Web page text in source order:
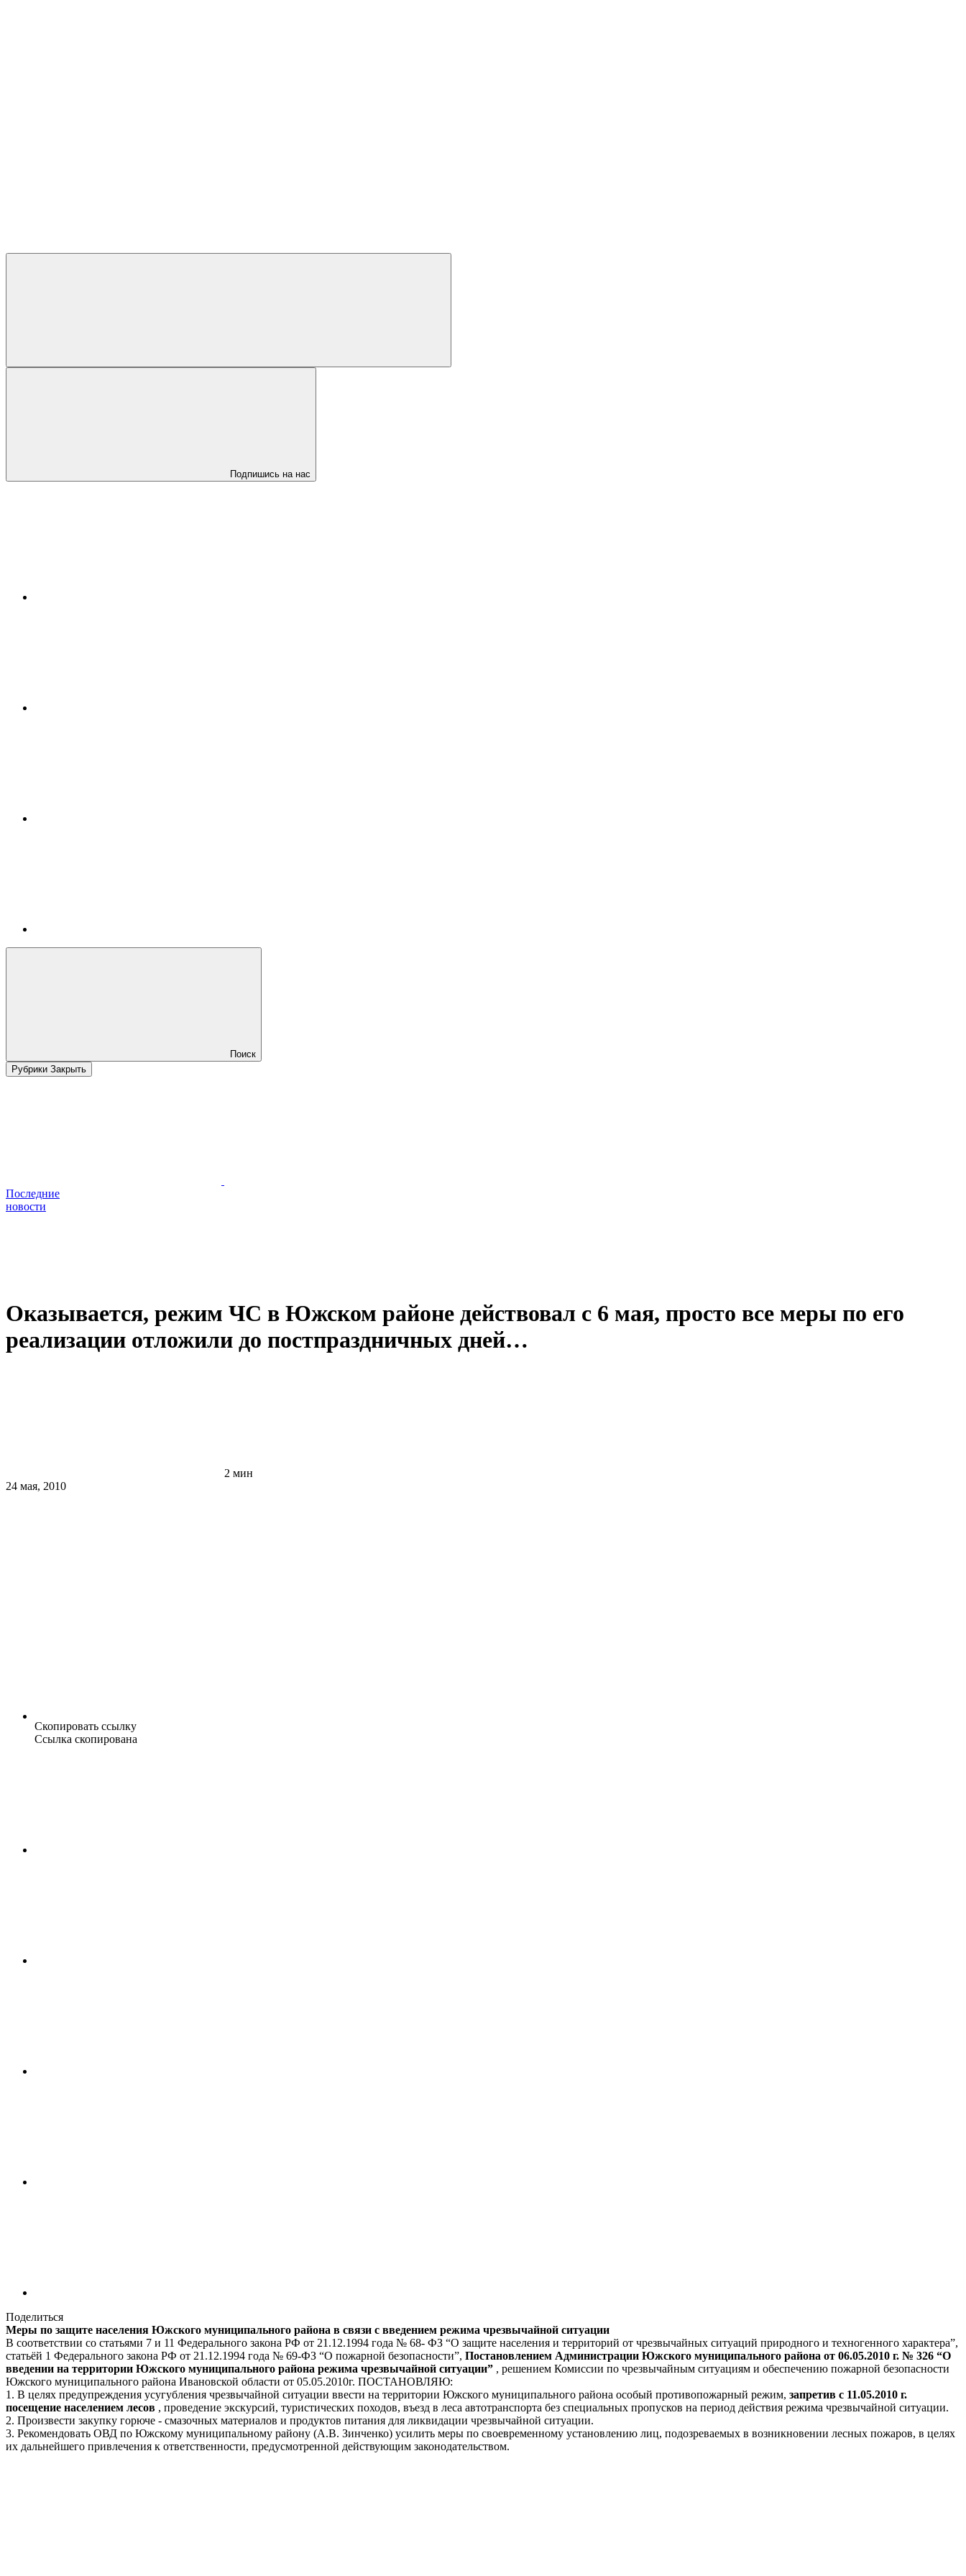
Подпишись на нас
Поиск
Рубрики Закрыть
Последние
новости
Оказывается, режим ЧС в Южском районе действовал с 6 мая, просто все меры по его
реализации отложили до постпраздничных дней…
2 мин
24 мая, 2010
Скопировать ссылку
Ссылка скопирована
Поделиться
Меры по защите населения Южского муниципального района в связи с введением режима чрезвычайной ситуации
В соответствии со статьями 7 и 11 Федерального закона РФ от 21.12.1994 года № 68- ФЗ “О защите населения и территорий от чрезвычайных ситуаций природного и техногенного характера”,
статьёй 1 Федерального закона РФ от 21.12.1994 года № 69-ФЗ “О пожарной безопасности”, Постановлением Администрации Южского муниципального района от 06.05.2010 г. № 326 “О
введении на территории Южского муниципального района режима чрезвычайной ситуации” , решением Комиссии по чрезвычайным ситуациям и обеспечению пожарной безопасности
Южского муниципального района Ивановской области от 05.05.2010г. ПОСТАНОВЛЯЮ:
1. В целях предупреждения усугубления чрезвычайной ситуации ввести на территории Южского муниципального района особый противопожарный режим, запретив с 11.05.2010 г.
посещение населением лесов , проведение экскурсий, туристических походов, въезд в леса автотранспорта без специальных пропусков на период действия режима чрезвычайной ситуации.
2. Произвести закупку горюче - смазочных материалов и продуктов питания для ликвидации чрезвычайной ситуации.
3. Рекомендовать ОВД по Южскому муниципальному району (А.В. Зинченко) усилить меры по своевременному установлению лиц, подозреваемых в возникновении лесных пожаров, в целях
их дальнейшего привлечения к ответственности, предусмотренной действующим законодательством.